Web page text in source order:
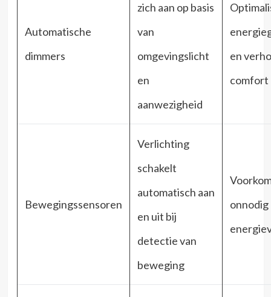
Automatische
dimmers
zich aan op basis
van
omgevingslicht
en
aanwezigheid
en
comfort
Bewegingssensoren
Verlichting
schakelt
automatisch aan
en uit bij
detectie van
beweging
onnodig